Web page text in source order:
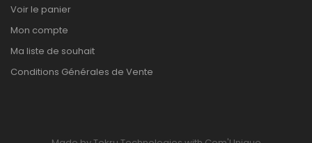
Voir le panier
Mon compte
Ma liste de souhait
Conditions Générales de Vente